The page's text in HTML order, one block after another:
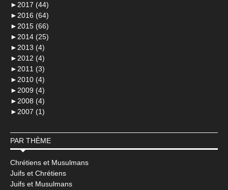
► 2017 (44)
► 2016 (64)
► 2015 (66)
► 2014 (25)
► 2013 (4)
► 2012 (4)
► 2011 (3)
► 2010 (4)
► 2009 (4)
► 2008 (4)
► 2007 (1)
PAR THÈME
Chrétiens et Musulmans
Juifs et Chrétiens
Juifs et Musulmans